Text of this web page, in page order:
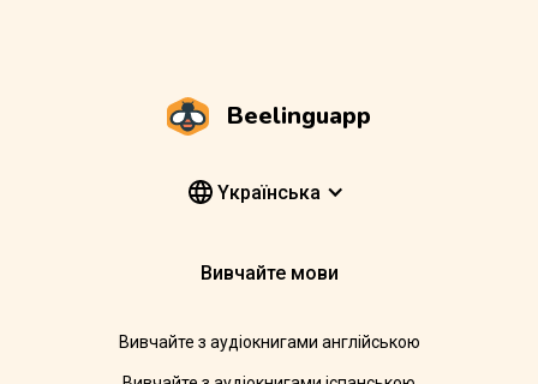
Beelinguapp
Yкраїнська
Вивчайте мови
Вивчайте з аудіокнигами англійською